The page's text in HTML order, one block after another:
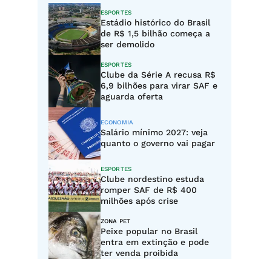
ESPORTES
Estádio histórico do Brasil
de R$ 1,5 bilhão começa a
ser demolido
ESPORTES
Clube da Série A recusa R$
6,9 bilhões para virar SAF e
aguarda oferta
ECONOMIA
Salário mínimo 2027: veja
quanto o governo vai pagar
ESPORTES
Clube nordestino estuda
romper SAF de R$ 400
milhões após crise
ZONA PET
Peixe popular no Brasil
entra em extinção e pode
ter venda proibida